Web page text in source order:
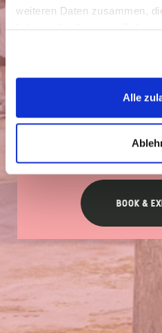
weiteren Daten zusammen,
Alle
BOOK &